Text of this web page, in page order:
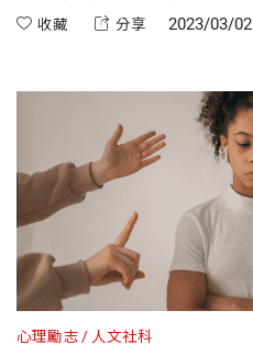
師新書《如何跟上變化多端的世
收藏 分享 2023/03/02
心理勵志 人文社科